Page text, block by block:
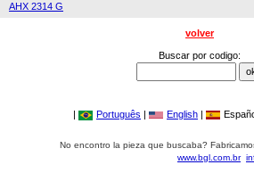
AHX 2314 G
volver
Buscar por codigo:
| Português | English |
No encontro la pieza que buscaba?
www.bgl.com.br